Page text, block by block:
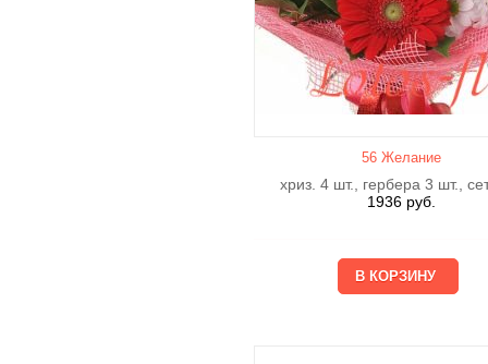
56 Желание
хриз. 4 шт., гербера 3 шт.,
1936 руб.